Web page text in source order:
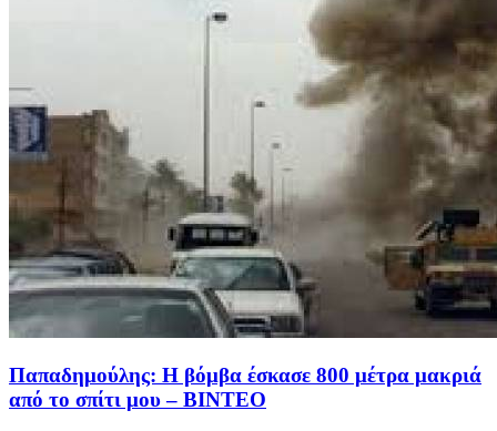
Παπαδημούλης: Η βόμβα έσκασε 800 μέτρα μακριά
από το σπίτι μου – ΒΙΝΤΕΟ